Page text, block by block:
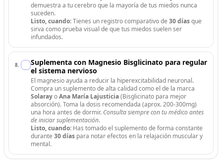
demuestra a tu cerebro que la mayoría de tus miedos nunca
suceden.
Listo, cuando:Tienes un registro comparativo de 30 díasque
sirva como prueba visual de que tus miedos suelen ser
infundados.
8.
Suplementa con Magnesio Bisglicinato para regular
el sistema nervioso
El magnesio ayuda a reducir la hiperexcitabilidad neuronal.
Compra un suplemento de alta calidad como el de la marca
SolarayoAna María Lajusticia(Bisglicinato para mejor
absorción). Toma la dosis recomendada (aprox. 200-300mg)
una hora antes de dormir. Consulta siempre con tu médico antes
de iniciar suplementación.
Listo, cuando: Has tomado el suplemento de forma constante
durante 30 días para notar efectos en la relajación muscular y
mental.